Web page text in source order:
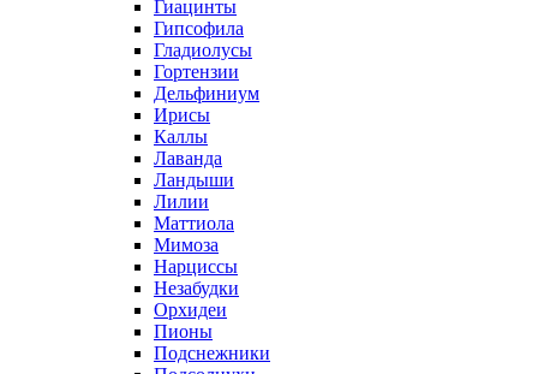
Гиацинты
Гипсофила
Гладиолусы
Гортензии
Дельфиниум
Ирисы
Каллы
Лаванда
Ландыши
Лилии
Маттиола
Мимоза
Нарциссы
Незабудки
Орхидеи
Пионы
Подснежники